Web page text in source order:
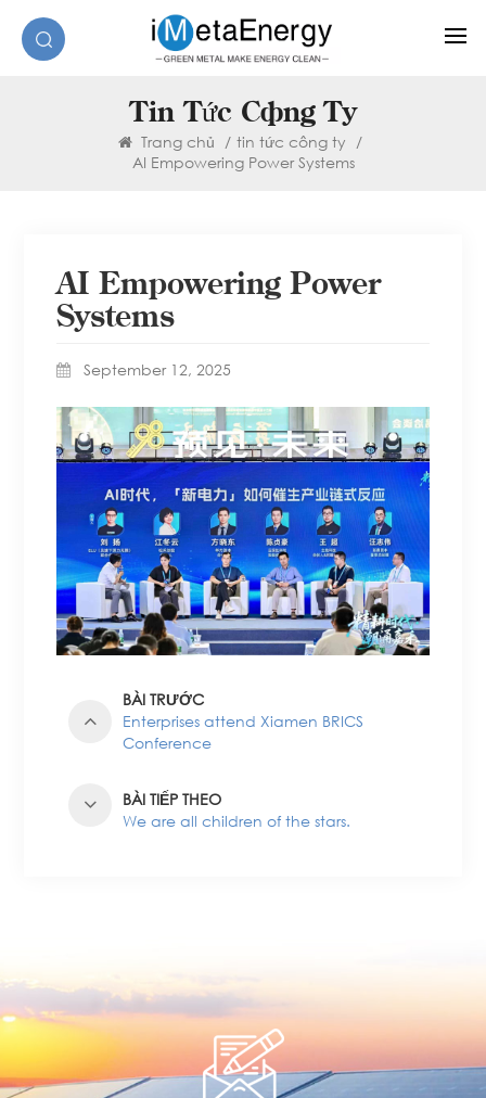
Tin Tức Công Ty
Trang chủ / tin tức công ty /
AI Empowering Power Systems
AI Empowering Power
Systems
September 12, 2025
BÀI TRƯỚC
Enterprises attend Xiamen BRICS
Conference
BÀI TIẾP THEO
We are all children of the stars.